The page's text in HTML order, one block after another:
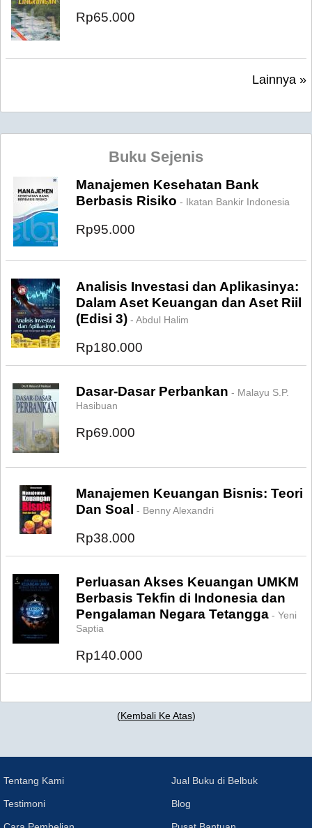
Rp65.000
Lainnya »
Buku Sejenis
Manajemen Kesehatan Bank
Berbasis Risiko - Ikatan Bankir Indonesia
Rp95.000
Analisis Investasi dan Aplikasinya:
Dalam Aset Keuangan dan Aset Riil
(Edisi 3) - Abdul Halim
Rp180.000
Dasar-Dasar Perbankan - Malayu S.P.
Hasibuan
Rp69.000
Manajemen Keuangan Bisnis: Teori
Dan Soal - Benny Alexandri
Rp38.000
Perluasan Akses Keuangan UMKM
Berbasis Tekfin di Indonesia dan
Pengalaman Negara Tetangga - Yeni
Saptia
Rp140.000
(Kembali Ke Atas)
Tentang Kami
Testimoni
Jual Buku di Belbuk
Blog